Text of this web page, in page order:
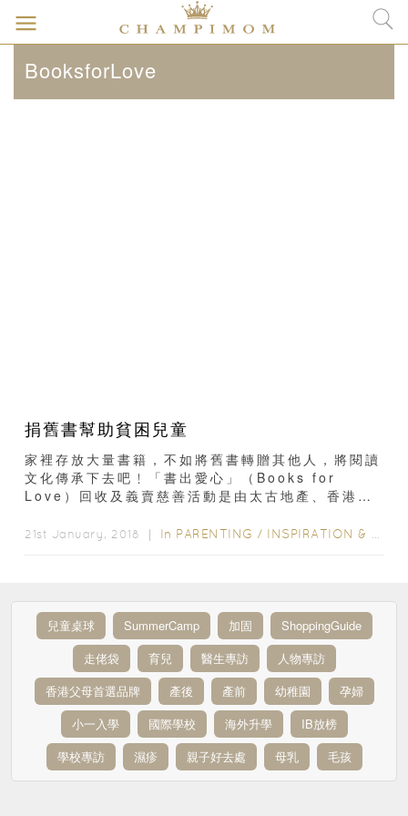
BooksforLove
捐舊書幫助貧困兒童
家裡存放大量書籍，不如將舊書轉贈其他人，將閱讀
文化傳承下去吧﹗「書出愛心」（Books for
Love）回收及義賣慈善活動是由太古地產、香港小
21st January, 2018 ｜ In PARENTING / INSPIRATION & LIFESTYLE
兒童桌球 SummerCamp 加固
ShoppingGuide
走佬袋
育兒 醫生專訪
人物專訪
香港父母首選品牌
產後 產前 幼稚園
孕婦
小一入學
國際學校 海外升學
IB放榜
學校專訪
濕疹 親子好去處 母乳 毛孩